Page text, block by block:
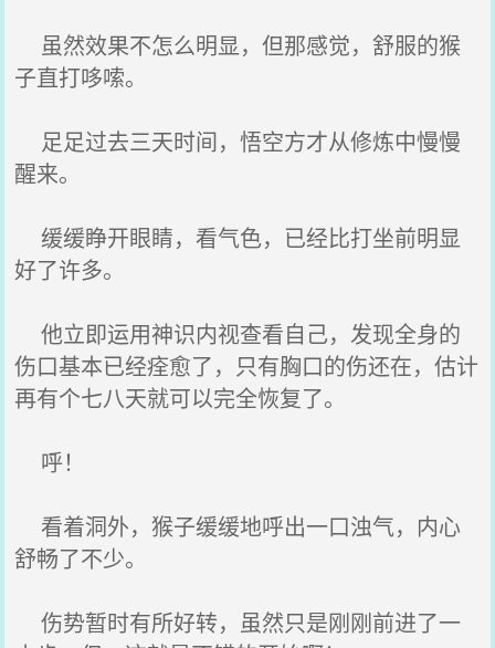
虽然效果不怎么明显，但那感觉，舒服的猴
子直打哆嗦。
足足过去三天时间，悟空方才从修炼中慢慢
醒来。
缓缓睁开眼睛，看气色，已经比打坐前明显
好了许多。
他立即运用神识内视查看自己，发现全身的
伤口基本已经痊愈了，只有胸口的伤还在，估计
再有个七八天就可以完全恢复了。
呼！
看着洞外，猴子缓缓地呼出一口浊气，内心
舒畅了不少。
伤势暂时有所好转，虽然只是刚刚前进了一